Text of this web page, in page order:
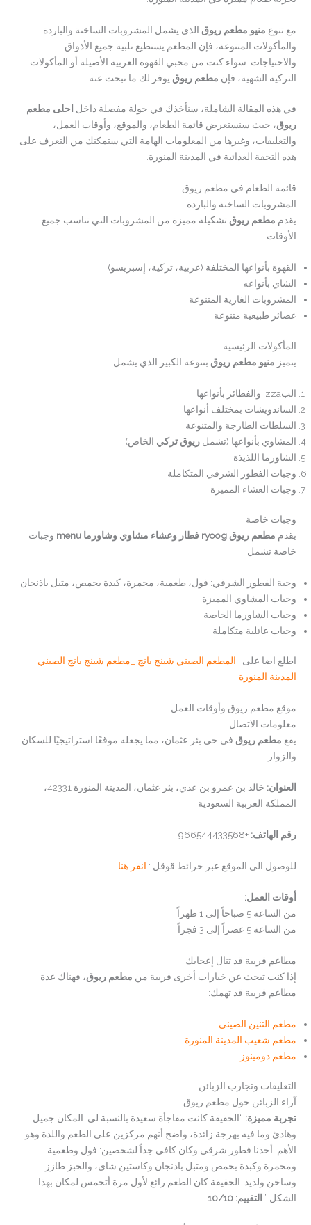
مع تنوع منيو مطعم ريوق الذي يشمل المشروبات الساخنة والباردة
والمأكولات المتنوعة، فإن المطعم يستطيع تلبية جميع الأذواق
والاحتياجات. سواء كنت من محبي القهوة العربية الأصيلة أو المأكولات
التركية الشهية، فإن مطعم ريوق يوفر لك ما تبحث عنه.
في هذه المقالة الشاملة، سنأخذك في جولة مفصلة داخل احلى مطعم
ريوق، حيث سنستعرض قائمة الطعام، والموقع، وأوقات العمل،
والتعليقات، وغيرها من المعلومات الهامة التي ستمكنك من التعرف على
هذه التحفة الغذائية في المدينة المنورة.
قائمة الطعام في مطعم ريوق
المشروبات الساخنة والباردة
يقدم مطعم ريوقتشكيلة مميزة من المشروبات التي تناسب جميع
الأوقات:
القهوة بأنواعها المختلفة (عربية، تركية، إسبريسو)
الشاي بأنواعه
المشروبات الغازية المتنوعة
عصائر طبيعية متنوعة
المأكولات الرئيسية
يتميز منيو مطعم ريوق بتنوعه الكبير الذي يشمل:
البizza والفطائر بأنواعها
الساندويشات بمختلف أنواعها
السلطات الطازجة والمتنوعة
المشاوي بأنواعها (تشملريوق تركي الخاص)
الشاورما اللذيذة
وجبات الفطور الشرقي المتكاملة
وجبات العشاء المميزة
وجبات خاصة
يقدم مطعم ريوق ryoog فطار وعشاء مشاوي وشاورما menu
وجبات
خاصة تشمل:
وجبة الفطور الشرقي: فول، طعمية، محمرة، كبدة بحمص، متبل باذنجان
وجبات المشاوي المميزة
وجبات الشاورما الخاصة
وجبات عائلية متكاملة
اطلع اضا على : المطعم الصيني شينج يانج _مطعم شينج يانج الصيني
المدينة المنورة
موقع مطعم ريوق وأوقات العمل
معلومات الاتصال
يقع مطعم ريوق في حي بئر عثمان، مما يجعله موقعًا استراتيجيًا للسكان
والزوار.
العنوان:
خالد بن عمرو بن عدي، بئر عثمان، المدينة المنورة 42331،
المملكة العربية السعودية
رقم الهاتف: +966544433568
للوصول الى الموقع عبر خرائط قوقل : انقر هنا
أوقات العمل:
من الساعة 5 صباحاً إلى 1 ظهراً
من الساعة 5 عصراً إلى 3 فجراً
مطاعم قريبة قد تنال إعجابك
إذا كنت تبحث عن خيارات أخرى قريبة من مطعم ريوق، فهناك عدة
مطاعم قريبة قد تهمك:
مطعم التنين الصيني
مطعم شعيب المدينة المنورة
مطعم دومينوز
التعليقات وتجارب الزبائن
آراء الزبائن حول مطعم ريوق
تجربة مميزة: “الحقيقة كانت مفاجأة سعيدة بالنسبة لي. المكان جميل
وهادئ وما فيه بهرجة زائدة، واضح أنهم مركزين على الطعم واللذة وهو
الأهم. أخذنا فطور شرقي وكان كافي جداً لشخصين: فول وطعمية
ومحمرة وكبدة بحمص ومتبل باذنجان وكاستين شاي، والخبز طازز
وساخن ولذيذ. الحقيقة كان الطعم رائع لأول مرة أتحمس لمكان بهذا
الشكل.” التقييم: 10/10